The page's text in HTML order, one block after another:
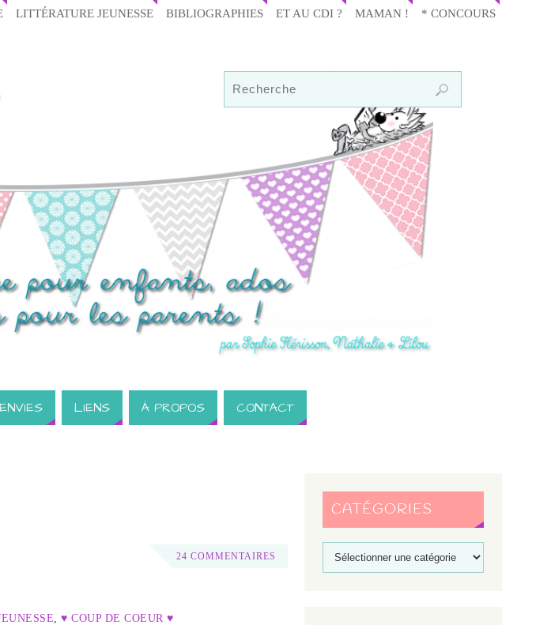
LITTÉRATURE JEUNESSE BIBLIOGRAPHIES ET AU CDI ? MAMAN ! * CONCOURS
ENVIES LIENS À PROPOS CONTACT
24 COMMENTAIRES
♥ COUP DE COEUR ♥
CATÉGORIES